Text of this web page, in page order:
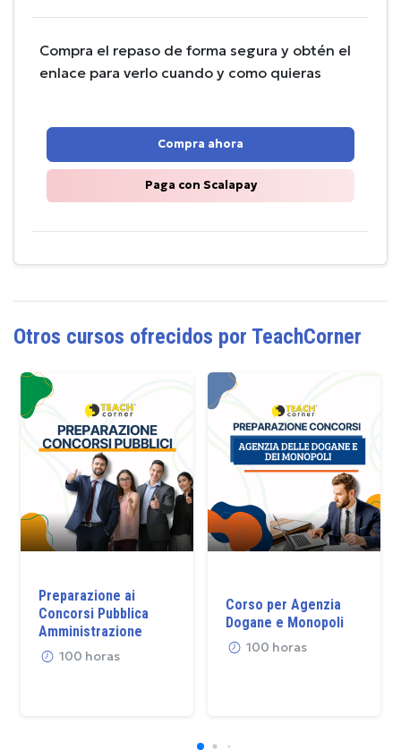
Compra el repaso de forma segura y obtén el
enlace para verlo cuando y como quieras
Compra ahora
Paga con Scalapay
Otros cursos ofrecidos por TeachCorner
Preparazione ai
Concorsi Pubblica
Amministrazione
100 horas
Corso per Agenzia
Dogane e Monopoli
100 horas